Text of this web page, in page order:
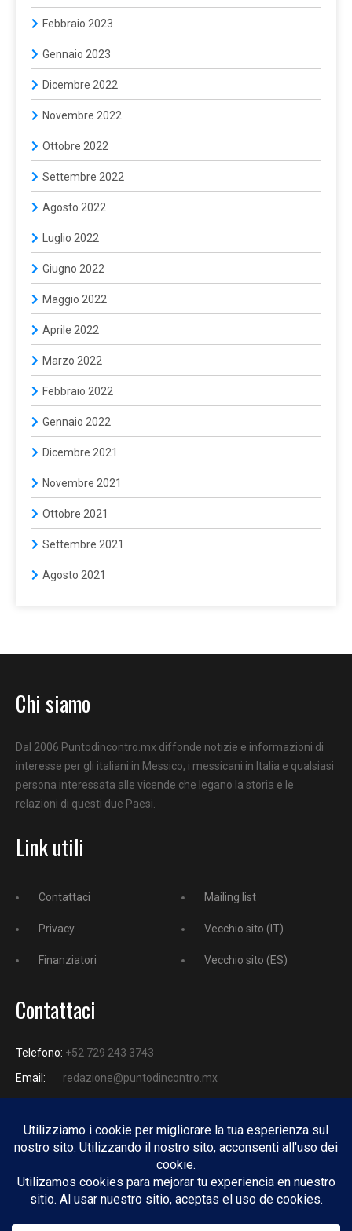
Febbraio 2023
Gennaio 2023
Dicembre 2022
Novembre 2022
Ottobre 2022
Settembre 2022
Agosto 2022
Luglio 2022
Giugno 2022
Maggio 2022
Aprile 2022
Marzo 2022
Febbraio 2022
Gennaio 2022
Dicembre 2021
Novembre 2021
Ottobre 2021
Settembre 2021
Agosto 2021
Chi siamo
Dal 2006 Puntodincontro.mx diffonde notizie e informazioni di
interesse per gli italiani in Messico, i messicani in Italia e qualsiasi
persona interessata alle vicende che legano la storia e le
relazioni di questi due Paesi.
Link utili
Contattaci
Privacy
Finanziatori
Mailing list
Vecchio sito (IT)
Vecchio sito (ES)
Contattaci
Telefono: +52 729 243 3743
Email:
redazione@puntodincontro.mx
PUNTODINCONTRO